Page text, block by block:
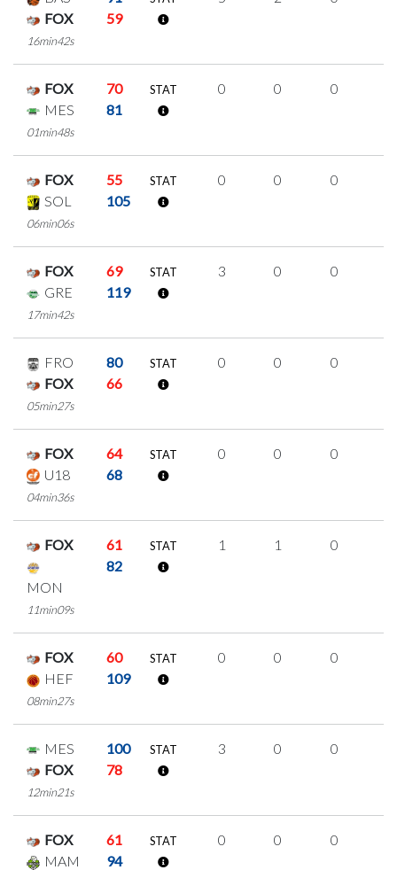
FOX
59
16min42s
FOX
70
MES
81
01min48s
STAT 0 0 0
FOX
55
SOL
105
06min06s
STAT 0 0 0
FOX
69
GRE
119
17min42s
STAT 3 0 0
FRO
80
FOX
66
05min27s
STAT 0 0 0
FOX
64
U18
68
04min36s
STAT 0 0 0
FOX 61
MON
82
11min09s
STAT 1 1 0
FOX
60
HEF
109
08min27s
STAT 0 0 0
MES
100
FOX
78
12min21s
STAT 3 0 0
FOX
61
MAM
94
STAT 0 0 0